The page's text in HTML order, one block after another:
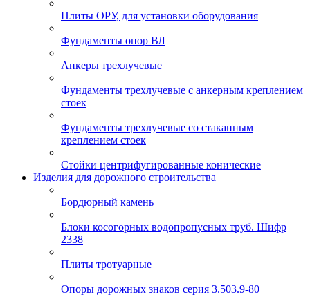
Плиты ОРУ, для установки оборудования
Фундаменты опор ВЛ
Анкеры трехлучевые
Фундаменты трехлучевые с анкерным креплением
стоек
Фундаменты трехлучевые со стаканным
креплением стоек
Стойки центрифугированные конические
Изделия для дорожного строительства
Бордюрный камень
Блоки косогорных водопропусных труб. Шифр
2338
Плиты тротуарные
Опоры дорожных знаков серия 3.503.9-80